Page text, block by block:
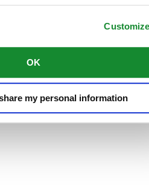
OK
my personal information